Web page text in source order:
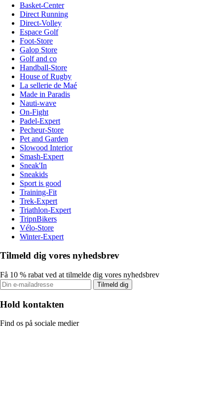
Basket-Center
Direct Running
Direct-Volley
Espace Golf
Foot-Store
Galop Store
Golf and co
Handball-Store
House of Rugby
La sellerie de Maé
Made in Paradis
Nauti-wave
On-Fight
Padel-Expert
Pecheur-Store
Pet and Garden
Slowood Interior
Smash-Expert
Sneak'In
Sneakids
Sport is good
Training-Fit
Trek-Expert
Triathlon-Expert
TripnBikers
Vélo-Store
Winter-Expert
Tilmeld dig vores nyhedsbrev
Få 10 % rabat ved at tilmelde dig vores nyhedsbrev
Tilmeld dig
Hold kontakten
Find os på sociale medier